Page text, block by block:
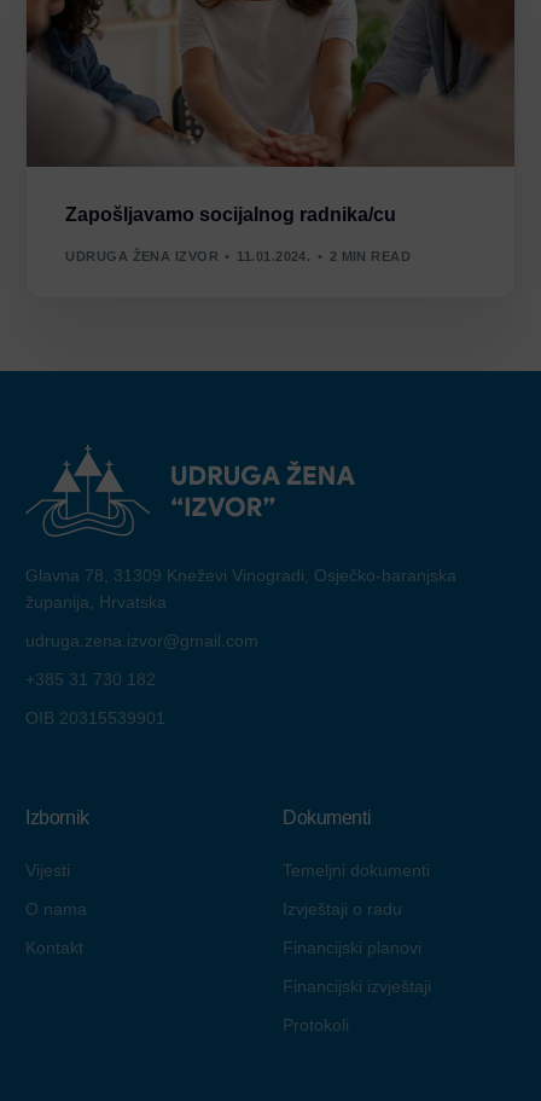
Zapošljavamo socijalnog radnika/cu
UDRUGA ŽENA IZVOR 11.01.2024. 2 MIN READ
Glavna 78, 31309 Kneževi Vinogradi, Osječko-baranjska
županija, Hrvatska
udruga.zena.izvor@gmail.com
+385 31 730 182
OIB 20315539901
Izbornik
Vijesti
O nama
Kontakt
Dokumenti
Temeljni dokumenti
Izvještaji o radu
Financijski planovi
Financijski izvještaji
Protokoli